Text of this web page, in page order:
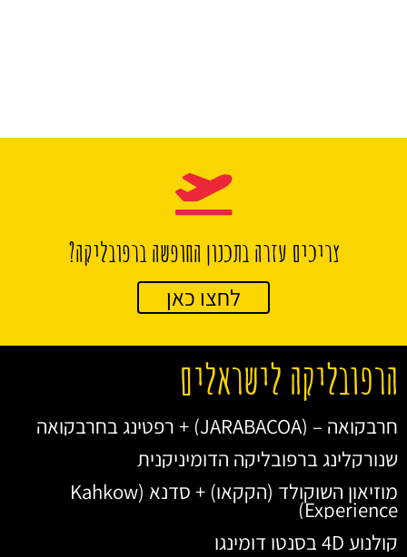
צריכים עזרה בתכנון החופשה ברפובליקה?
לחצו כאן
הרפובליקה לישראלים
חרבקואה – (JARABACOA) + רפטינג בחרבקואה
שנורקלינג ברפובליקה הדומיניקנית
מוזיאון השוקולד (הקקאו) + סדנא (Kahkow
Experience)
קולנוע 4D בסנטו דומינגו